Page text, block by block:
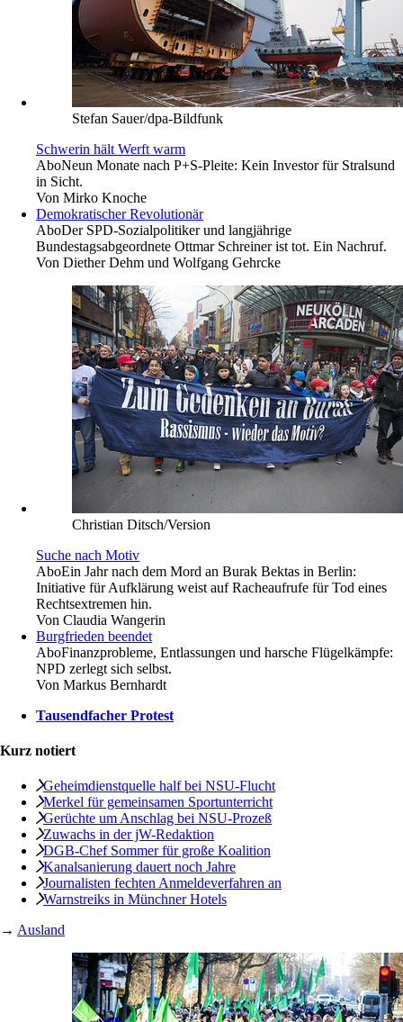
Stefan Sauer/dpa-Bildfunk
Schwerin hält Werft warm
AboNeun Monate nach P+S-Pleite: Kein Investor für Stralsund
in Sicht.
Von Mirko Knoche
Demokratischer Revolutionär
AboDer SPD-Sozialpolitiker und langjährige
Bundestagsabgeordnete Ottmar Schreiner ist tot. Ein Nachruf.
Von Die­ther Dehm und Wolfgang Gehrcke
Christian Ditsch/Version
Suche nach Motiv
AboEin Jahr nach dem Mord an Burak Bektas in Berlin:
Initiative für Aufklärung weist auf Racheaufrufe für Tod eines
Rechtsextremen hin.
Von Claudia Wangerin
Burgfrieden beendet
AboFinanzprobleme, Entlassungen und harsche Flügelkämpfe:
NPD zerlegt sich selbst.
Von Markus Bernhardt
Tausendfacher Protest
Kurz notiert
Geheimdienstquelle half bei NSU-Flucht
Merkel für gemeinsamen Sportunterricht
Gerüchte um Anschlag bei NSU-Prozeß
Zuwachs in der jW-Redaktion
DGB-Chef Sommer für große Koalition
Kanalsanierung ­dauert noch Jahre
Journalisten fechten Anmeldeverfahren an
Warnstreiks in Münchner Hotels
→ Ausland